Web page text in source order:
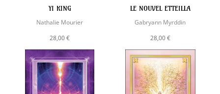
YI KING
Nathalie Mourier
28,00 €
LE NOUVEL ETTEILLA
Gabryann Myrddin
28,00 €